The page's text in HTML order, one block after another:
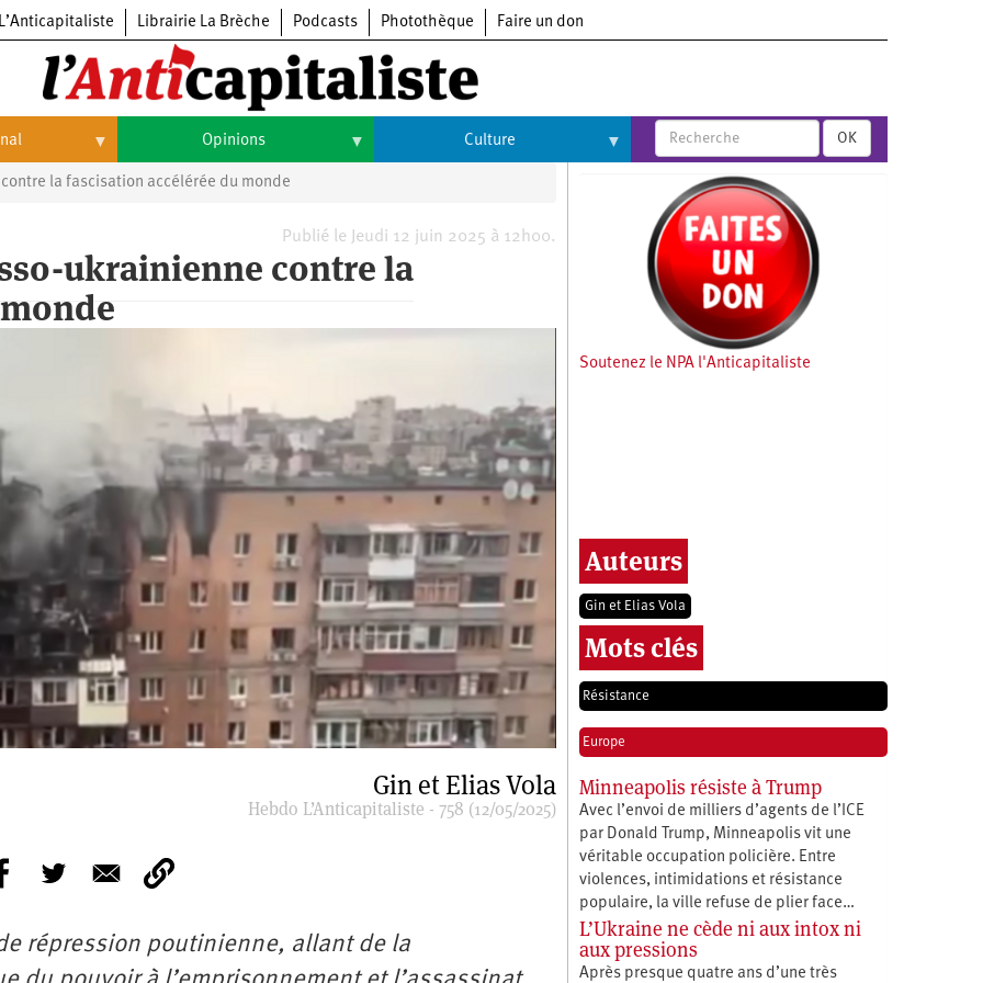
L’Anticapitaliste Librairie La Brèche Podcasts Photothèque Faire un don
Opinions
Opinions
Culture
Arts
Cinéma
Expositions
Musique
OK
la fascisation accélérée du monde
Publié le Jeudi 12 juin 2025 à 12h00.
ukrainienne contre la
Gin et Elias Vola
Hebdo L’Anticapitaliste - 758 (12/05/2025)
répression poutinienne, allant de la
Soutenez le NPA l'Anticapitaliste
Auteurs
Gin et Elias Vola
Mots clés
Résistance
Europe
Minneapolis résiste à Trump
Avec l’envoi de milliers d’agents de l’ICE
par Donald Trump, Minneapolis vit une
véritable occupation policière. Entre
violences, intimidations et résistance
populaire, la ville refuse de plier face…
L’Ukraine ne cède ni aux intox ni
aux pressions
Après presque quatre ans d’une très